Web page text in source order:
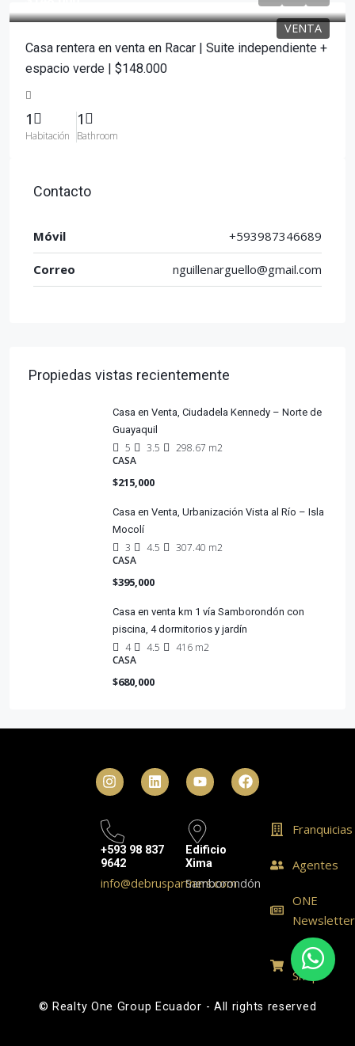
VENTA
Casa rentera en venta en Racar | Suite independiente +
espacio verde | $148.000
1
Habitación
1
Bathroom
Contacto
Móvil +593987346689
Correo nguillenarguello@gmail.com
Propiedas vistas recientemente
Casa en Venta, Ciudadela Kennedy – Norte de
Guayaquil
5 3.5
298.67 m2
CASA
$215,000
Casa en Venta, Urbanización Vista al Río – Isla
Mocolí
3 4.5
307.40 m2
CASA
$395,000
Casa en venta km 1 vía Samborondón con
piscina, 4 dormitorios y jardín
4 4.5
416 m2
CASA
$680,000
+593 98 837
9642
info@debruspartners.com
Edificio
Xima
Samborondón
Franquicias
Agentes
ONE
Newsletter
ONE
Shop
© Realty One Group Ecuador - All rights reserved